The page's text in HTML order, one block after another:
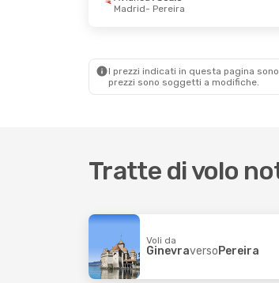
Madrid- Pereira
I prezzi indicati in questa pagina
prezzi sono soggetti a modifiche.
Tratte di volo
Voli da
GinevraversoPereira